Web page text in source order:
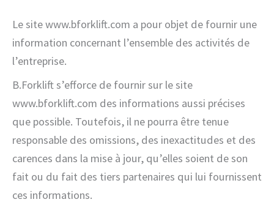
Le site www.bforklift.com a pour objet de fournir une
information concernant l’ensemble des activités de
l’entreprise.
B.Forklift s’efforce de fournir sur le site
www.bforklift.com des informations aussi précises
que possible. Toutefois, il ne pourra être tenue
responsable des omissions, des inexactitudes et des
carences dans la mise à jour, qu’elles soient de son
fait ou du fait des tiers partenaires qui lui fournissent
ces informations.